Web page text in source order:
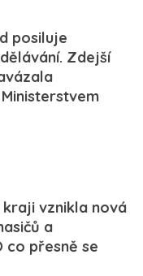
posiluje
Zdejší
kraji vznikla nová
a
co přesně se